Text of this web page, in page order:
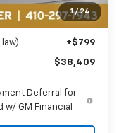
1 / 24
-$3,200
$3,200
+$799
$38,409
Deferral for
GM Financial